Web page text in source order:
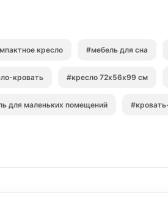
кресло #мебель для сна
кровать #кресло 72х56х99 см
для маленьких помещений